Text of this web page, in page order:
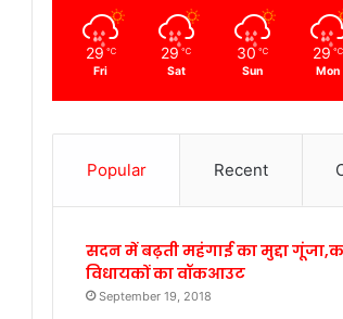
29 ℃
Fri
29 ℃
Sat
30 ℃
Sun
29 ℃
Mon
Popular Recent
सदन में बढ़ती महंगाई का मुद्दा
विधायकों का वॉकआउट
September 19, 2018